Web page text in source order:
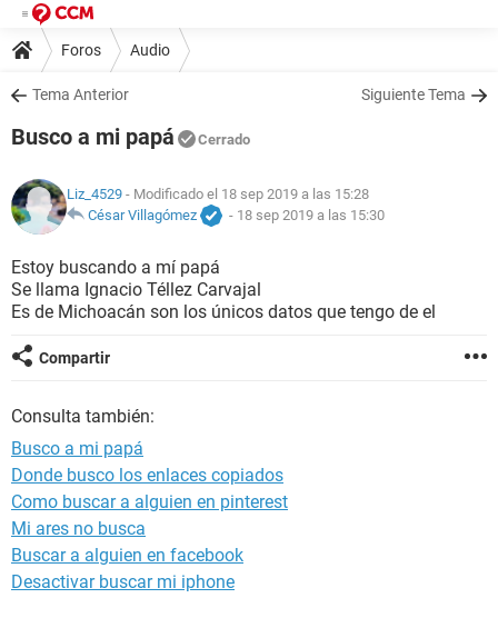
Foros Audio
Tema Anterior Siguiente Tema
Busco a mi papá Cerrado
Liz_4529 - Modificado el 18 sep 2019 a las 15:28
César Villagómez
- 18 sep 2019 a las 15:30
Estoy buscando a mí papá
Se llama Ignacio Téllez Carvajal
Es de Michoacán son los únicos datos que tengo de el
Compartir
Consulta también:
Busco a mi papá
Donde busco los enlaces copiados
Como buscar a alguien en pinterest
Mi ares no busca
Buscar a alguien en facebook
Desactivar buscar mi iphone